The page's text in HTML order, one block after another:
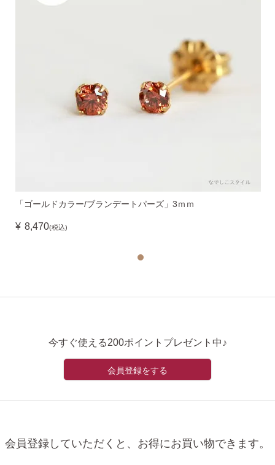
「ゴールドカラー/ブランデートパーズ」3ｍｍ
¥ 8,470(税込)
今すぐ使える200ポイントプレゼント中♪
会員登録をする
会員登録していただくと、お得にお買い物できます。